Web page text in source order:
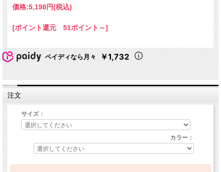
価格:5,198円(税込)
[ポイント還元 51ポイント～]
ペイディなら月々 ￥1,732
注文
サイズ：
カラー：